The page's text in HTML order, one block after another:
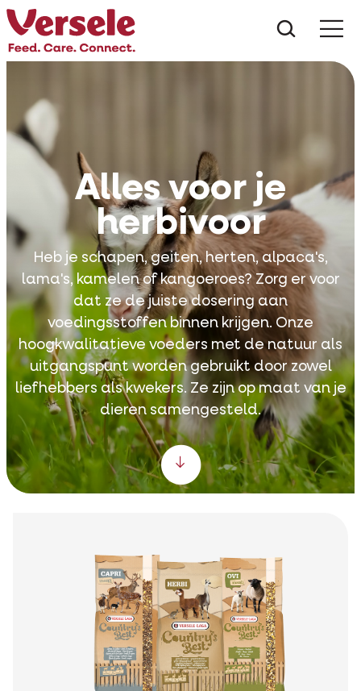
Alles voor je
herbivoor
Heb je schapen, geiten, herten, alpaca's,
lama's, kamelen of kangoeroes? Zorg er voor
dat ze de juiste dosering aan
voedingsstoffen binnen krijgen. Onze
hoogkwalitatieve voeders met de natuur als
uitgangspunt worden gebruikt door zowel
liefhebbers als kwekers. Ze zijn op maat van je
dieren samengesteld.
Scroll down